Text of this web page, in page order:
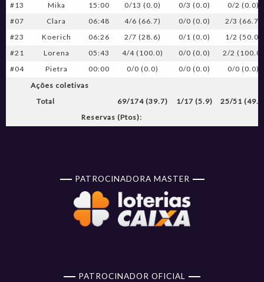
#13
Mika 15:00 0/13 (0.0) 0/3 (0.0)
0/2 (0.0)
#07
Clara 06:48 4/6 (66.7) 0/0 (0.0)
2/3 (66.7)
#23
Koerich 06:26 2/7 (28.6) 0/1 (0.0)
1/2 (50.0)
#21
Lorena 05:43 4/4 (100.0) 0/0 (0.0)
2/2 (100.0)
#04
Pietra 00:00 0/0 (0.0) 0/0 (0.0)
0/0 (0.0)
Ações coletivas
Total
69/174 (39.7) 1/17 (5.9)
25/51
Reservas (Ptos):
PATROCINADORA MASTER
PATROCINADOR OFICIAL